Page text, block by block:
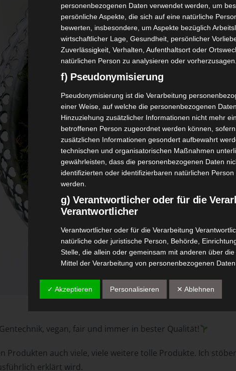
vegan, fair und immer in bester Qualität!
Produkten auch viele, viele weitere tolle Produkte. Ich
erklärt wird.
personenbezogenen Daten verwendet werden, um
persönliche Aspekte, die sich auf eine natürliche
bewerten, insbesondere, um Aspekte bezüglich
wirtschaftlicher Lage, Gesundheit, persönlicher
Zuverlässigkeit, Verhalten, Aufenthaltsort oder
natürlichen Person zu analysieren oder vorherzusagen.
f) Pseudonymisierung
Pseudonymisierung ist die Verarbeitung
einer Weise, auf welche die personenbezogenen
Hinzuziehung zusätzlicher Informationen nicht mehr
betroffenen Person zugeordnet werden können,
zusätzlichen Informationen gesondert aufbewahrt
technischen und organisatorischen Maßnahmen
gewährleisten, dass die personenbezogenen Daten
identifizierten oder identifizierbaren natürlichen Person
werden.
g) Verantwortlicher oder für die
Verantwortlicher
Verantwortlicher oder für die Verarbeitung
natürliche oder juristische Person, Behörde,
Stelle, die allein oder gemeinsam mit anderen über
Mittel der Verarbeitung von personenbezogenen
oder das Recht der Mitgliedstaaten vorgegeben, so
h) Auftragsverarbeiter
Auftragsverarbeiter ist eine natürliche oder juristische
Behörde, Einrichtung oder andere Stelle, die
✓ Akzeptieren Personalisieren ✕ Ablehnen